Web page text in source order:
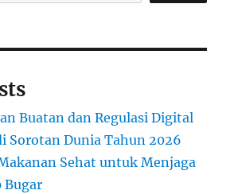
Buatan dan Regulasi Digital
Sorotan Dunia Tahun 2026
Sehat untuk Menjaga
Bugar